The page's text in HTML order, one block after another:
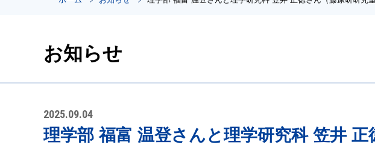
お知らせ
2025.09.04
理学部 福富 温登さんと理学研究科 笠井